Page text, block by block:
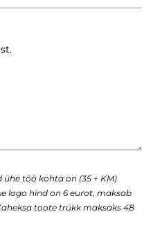
töö kohta on (35 + KM)
logo hind on 6 eurot, maksab
toote trükk maksaks 48